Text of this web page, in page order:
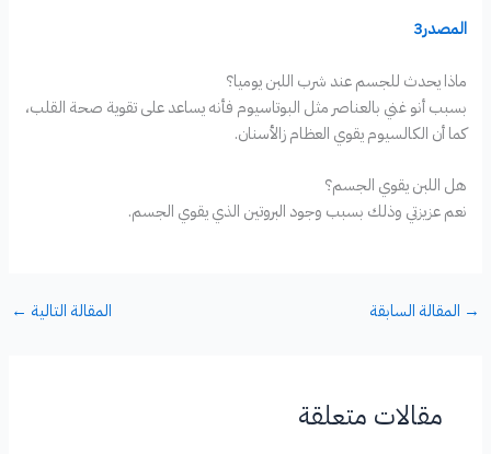
المصدر3
ماذا يحدث للجسم عند شرب اللبن يوميا؟
بسبب أنو غني بالعناصر مثل البوتاسيوم فأنه يساعد على تقوية صحة القلب،
كما أن الكالسيوم يقوي العظام زالأسنان.
هل اللبن يقوي الجسم؟
نعم عزيزتي وذلك بسبب وجود البروتين الذي يقوي الجسم.
→ المقالة السابقة المقالة التالية ←
مقالات متعلقة